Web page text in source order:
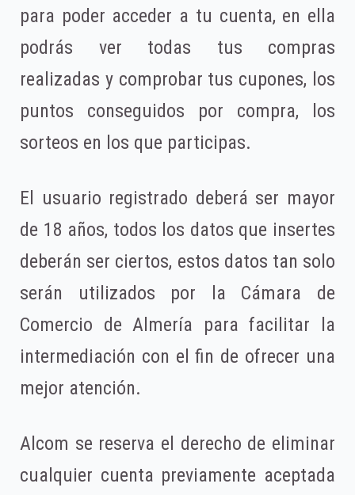
para poder acceder a tu cuenta, en ella
podrás ver todas tus compras
realizadas y comprobar tus cupones, los
puntos conseguidos por compra, los
sorteos en los que participas.
El usuario registrado deberá ser mayor
de 18 años, todos los datos que insertes
deberán ser ciertos, estos datos tan solo
serán utilizados por la Cámara de
Comercio de Almería para facilitar la
intermediación con el fin de ofrecer una
mejor atención.
Alcom se reserva el derecho de eliminar
cualquier cuenta previamente aceptada